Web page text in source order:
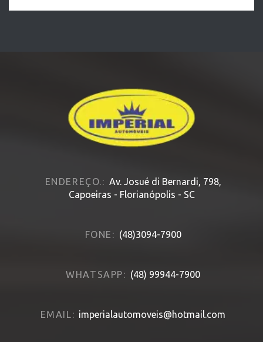
ENDEREÇO.: Av. Josué di Bernardi, 798,
Capoeiras - Florianópolis - SC
FONE: (48)3094-7900
WHATSAPP: (48) 99944-7900
EMAIL: imperialautomoveis@hotmail.com